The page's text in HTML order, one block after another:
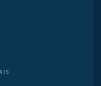
e as vazões do